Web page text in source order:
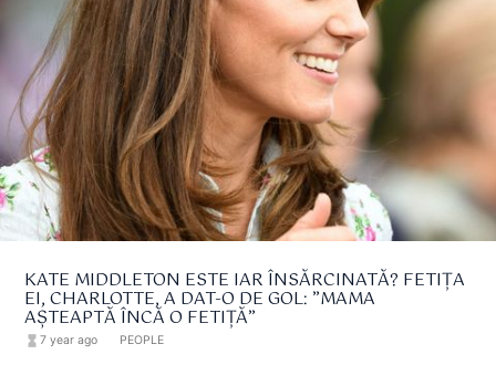
KATE MIDDLETON ESTE IAR ÎNSĂRCINATĂ? FETIȚA
EI, CHARLOTTE, A DAT-O DE GOL: ”MAMA
AȘTEAPTĂ ÎNCĂ O FETIȚĂ”
hourglass_full7 year ago PEOPLE